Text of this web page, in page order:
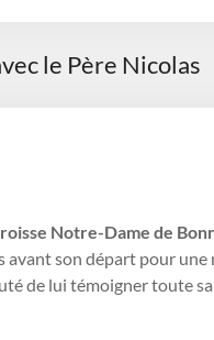
le Père Nicolas
Notre-Dame de
avant son départ pour
de lui témoigner toute